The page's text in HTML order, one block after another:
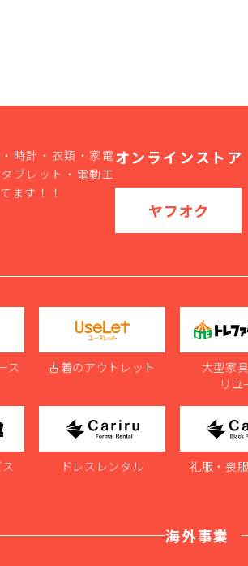
時計・衣類・家電
ブレット・電動工
ます！！
オンラインストア
ス 古着のアウトレット
大型家
リユ
ドレスレンタル 礼服・喪
海外事業